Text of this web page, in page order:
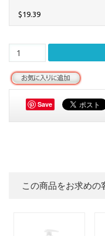
$19.39
Save
この商品をお求めの